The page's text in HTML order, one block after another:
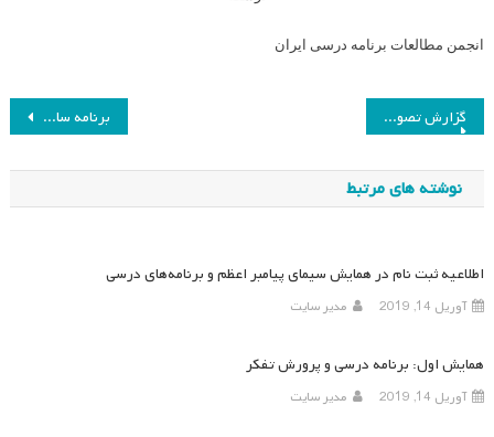
انجمن مطالعات برنامه درسی ایران
راهبری
نوشته
برنامه ساعات ارائه سخنرانی در همایش برنامه درسی در ایران: فاصله نظر و عمل گزارش تصویری از همایش برنامه درسی: فاصله نظر و عمل
نوشته های مرتبط
اطلاعیه ثبت نام در همایش سیمای پیامبر اعظم و برنامه‌های درسی
آوریل 14, 2019 مدیر سایت
همایش اول: برنامه درسی و پرورش تفکر
آوریل 14, 2019 مدیر سایت